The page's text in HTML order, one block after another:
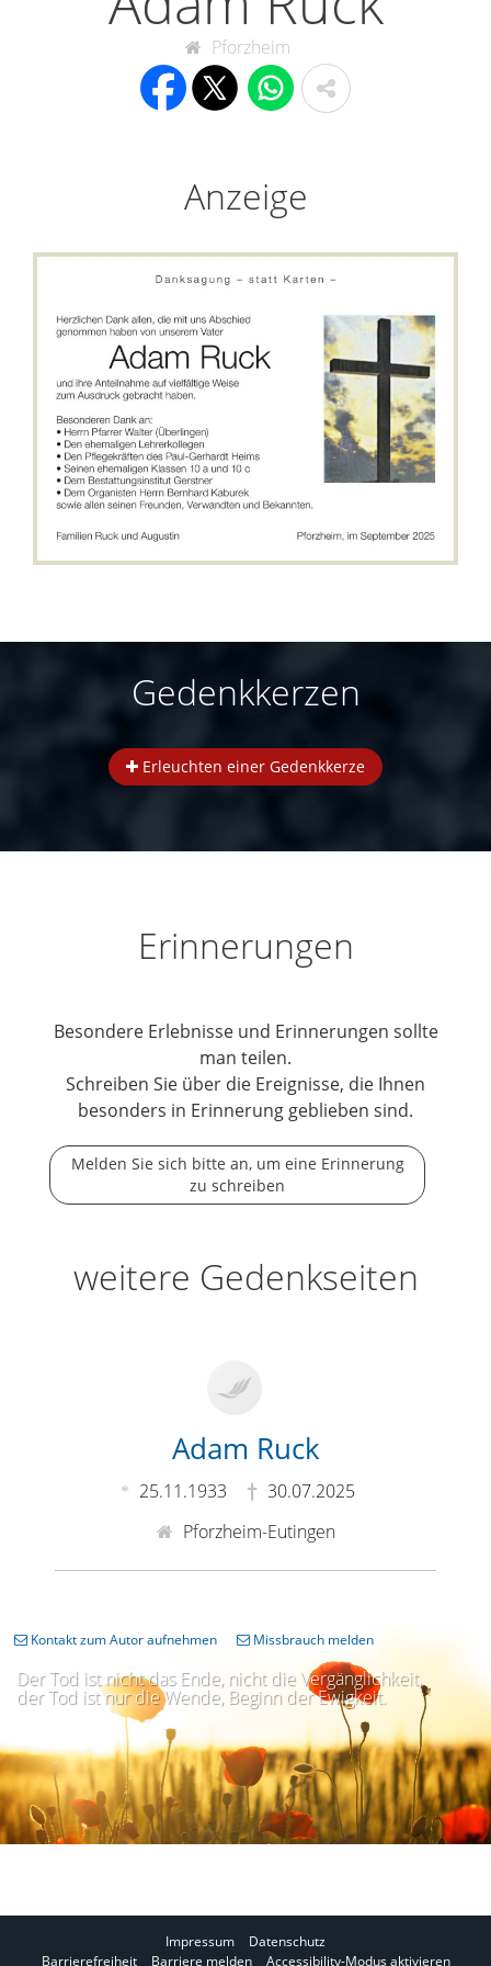
Pforzheim
Anzeige
Gedenkkerzen
Erleuchten einer Gedenkkerze
Erinnerungen
Besondere Erlebnisse und Erinnerungen sollte
man teilen.
Schreiben Sie über die Ereignisse, die Ihnen
besonders in Erinnerung geblieben sind.
Melden Sie sich bitte an, um eine Erinnerung
zu schreiben
weitere Gedenkseiten
Adam Ruck
25.11.1933
30.07.2025
Pforzheim-Eutingen
Der Tod ist nicht das Ende, nicht die Vergänglichkeit,
der Tod ist nur die Wende, Beginn der Ewigkeit.
Kontakt zum Autor aufnehmen Missbrauch melden
Impressum
Datenschutz
Barrierefreiheit
Barriere melden IAccessibility-Modus aktivieren